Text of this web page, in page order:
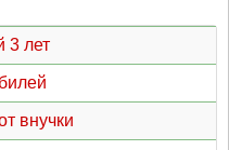
3 лет
внучки